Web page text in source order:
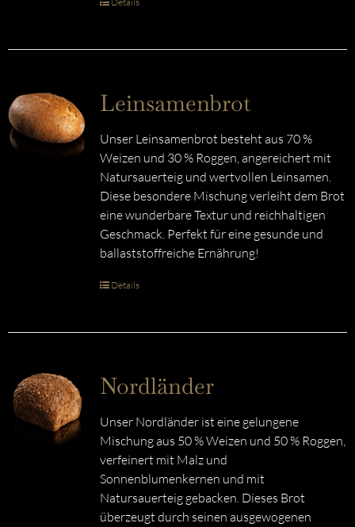
Leinsamenbrot
Unser Leinsamenbrot besteht aus 70 %
Weizen und 30 % Roggen, angereichert mit
Natursauerteig und wertvollen Leinsamen.
Diese besondere Mischung verleiht dem Brot
eine wunderbare Textur und reichhaltigen
Geschmack. Perfekt für eine gesunde und
ballaststoffreiche Ernährung!
Details
Nordländer
Unser Nordländer ist eine gelungene
Mischung aus 50 % Weizen und 50 % Roggen,
verfeinert mit Malz und
Sonnenblumenkernen und mit
Natursauerteig gebacken. Dieses Brot
überzeugt durch seinen ausgewogenen